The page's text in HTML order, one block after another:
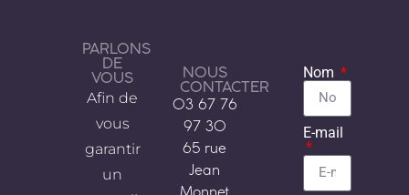
PARLONS
DE
VOUS
Afin de
vous
garantir
un
NOUS
CONTACTER
03 67 76
97 30
65 rue
Jean
Nom
E-mail